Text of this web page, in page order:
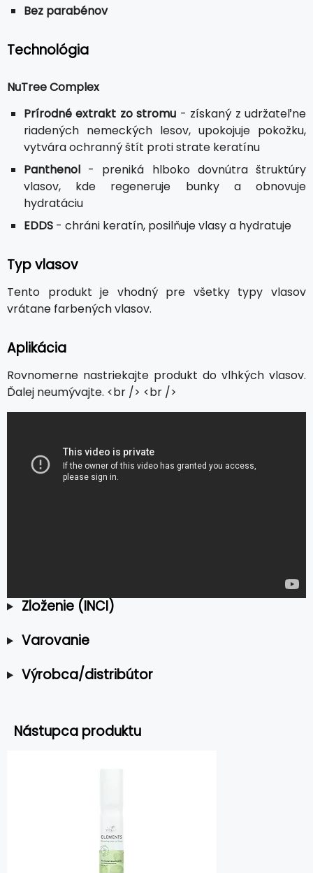
Bez parabénov
Technológia
NuTree Complex
Prírodné extrakt zo stromu - získaný z udržateľne
riadených nemeckých lesov, upokojuje pokožku,
vytvára ochranný štít proti strate keratínu
Panthenol - preniká hlboko dovnútra štruktúry
vlasov, kde regeneruje bunky a obnovuje
hydratáciu
EDDS - chráni keratín, posilňuje vlasy a hydratuje
Typ vlasov
Tento produkt je vhodný pre všetky typy vlasov
vrátane farbených vlasov.
Aplikácia
Rovnomerne nastriekajte produkt do vlhkých vlasov.
Ďalej neumývajte. <br /> <br />
Zloženie (INCI)
Varovanie
Výrobca/distribútor
Nástupca produktu